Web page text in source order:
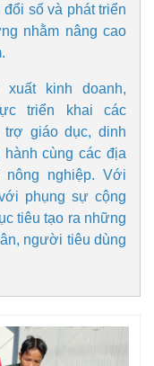
số và phát triển
nhằm nâng cao
kinh doanh,
triển khai các
giáo dục, dinh
cùng các địa
nghiệp. Với
phụng sự cộng
tiêu tạo ra những
người tiêu dùng